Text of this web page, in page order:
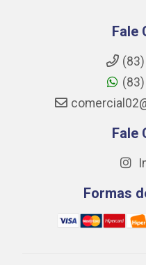
Fale
Fale
Formas